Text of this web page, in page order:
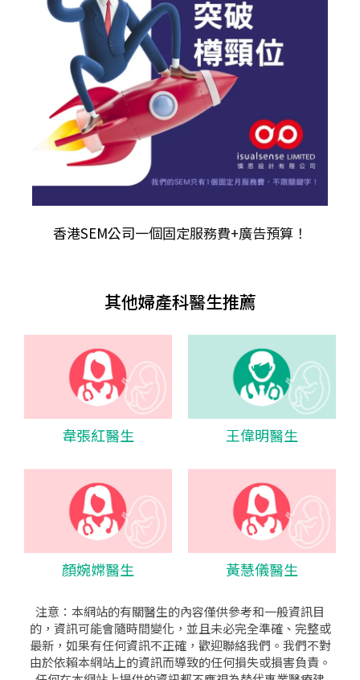
香港SEM公司一個固定服務費+廣告預算！
其他婦產科醫生推薦
韋張紅醫生 王偉明醫生
顏婉嫦醫生 黃慧儀醫生
注意：本網站的有關醫生的內容僅供參考和一般資訊目
的，資訊可能會隨時間變化，並且未必完全準確、完整或
最新，如果有任何資訊不正確，歡迎聯絡我們。我們不對
由於依賴本網站上的資訊而導致的任何損失或損害負責。